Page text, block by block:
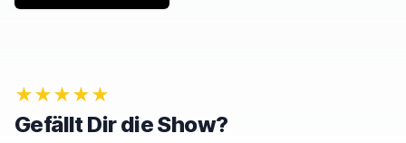
★★★★★
Gefällt Dir die Show?